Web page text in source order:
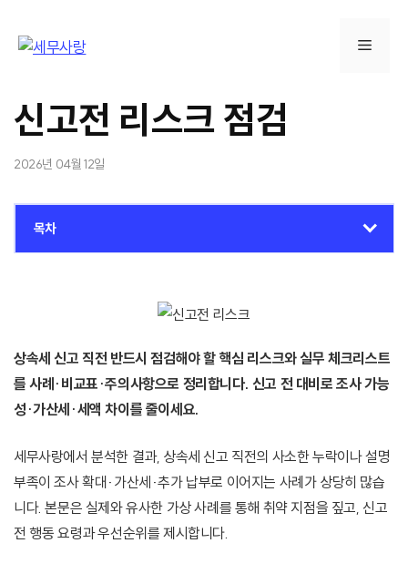
메
신고전 리스크 점검
2026년 04월 12일
목차
상속세 신고 직전 반드시 점검해야 할 핵심 리스크와 실무 체크리스트
를 사례·비교표·주의사항으로 정리합니다. 신고 전 대비로 조사 가능
성·가산세·세액 차이를 줄이세요.
세무사랑에서 분석한 결과, 상속세 신고 직전의 사소한 누락이나 설명
부족이 조사 확대·가산세·추가 납부로 이어지는 사례가 상당히 많습
니다. 본문은 실제와 유사한 가상 사례를 통해 취약 지점을 짚고, 신고
전 행동 요령과 우선순위를 제시합니다.